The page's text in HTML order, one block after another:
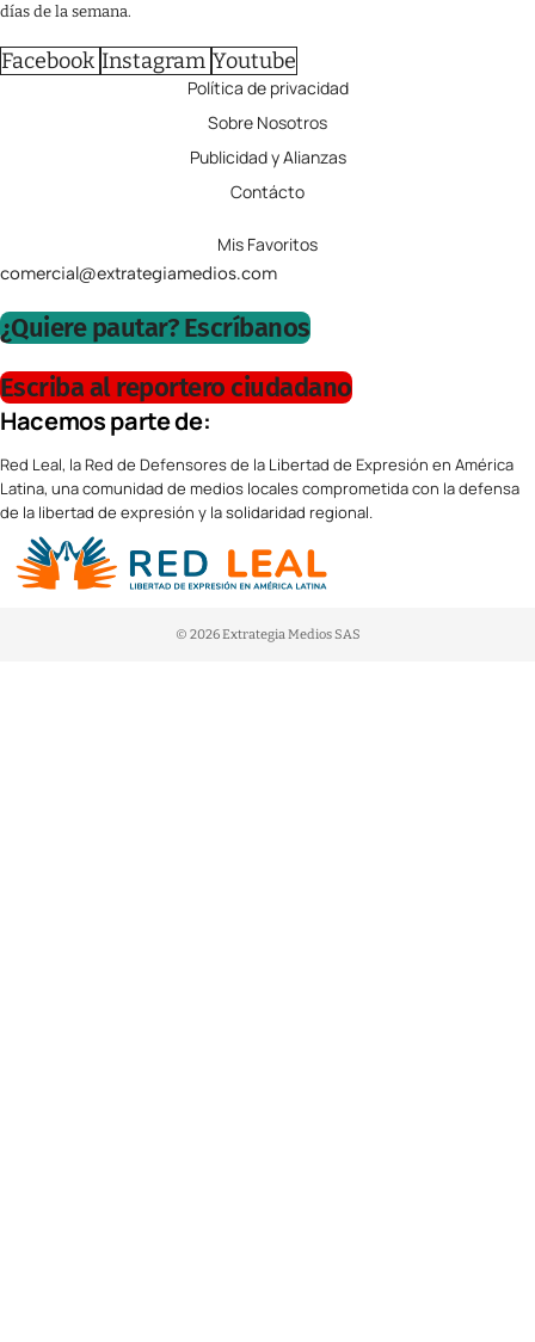
días de la semana.
Facebook Instagram Youtube
Política de privacidad
Sobre Nosotros
Publicidad y Alianzas
Contácto
Mis Favoritos
comercial@extrategiamedios.com
¿Quiere pautar? Escríbanos
Escriba al reportero ciudadano
Hacemos parte de:
Red Leal, la Red de Defensores de la Libertad de Expresión en América
Latina, una comunidad de medios locales comprometida con la defensa
de la libertad de expresión y la solidaridad regional.
© 2026 Extrategia Medios SAS